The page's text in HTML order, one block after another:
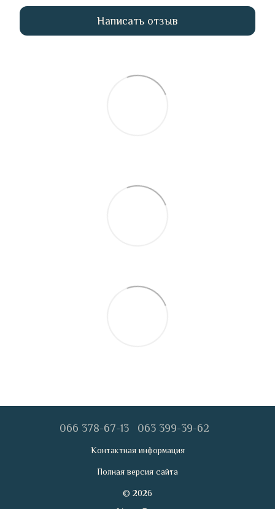
Написать отзыв
066 378-67-13 063 399-39-62
Контактная информация
Полная версия сайта
© 2026